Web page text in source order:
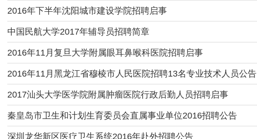
2016年下半年沈阳城市建设学院招聘启事
中国民航大学2017年辅导员招聘简章
2016年11月复旦大学附属眼耳鼻喉科医院招聘启事
2016年11月黑龙江省穆棱市人民医院招聘13名专业技术人员公告
2017汕头大学医学院附属肿瘤医院行政后勤人员招聘启事
秦皇岛市卫生和计划生育委员会直属事业单位2016招聘公告
深圳龙华新区医疗卫生系统2016年赴外招聘公告